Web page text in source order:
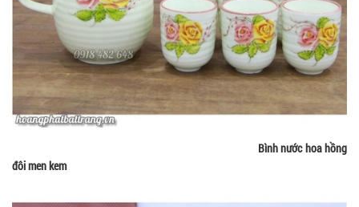
Bình nước hoa hồng
đôi men kem